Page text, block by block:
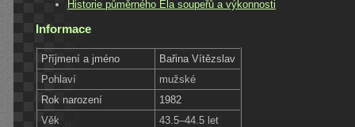
Historie půměrného Ela soupeřů a výkonnosti
Informace
Příjmení a jméno
Bařina Vítězslav
Pohlaví
mužské
Rok narození
1982
Věk
43.5–44.5 let